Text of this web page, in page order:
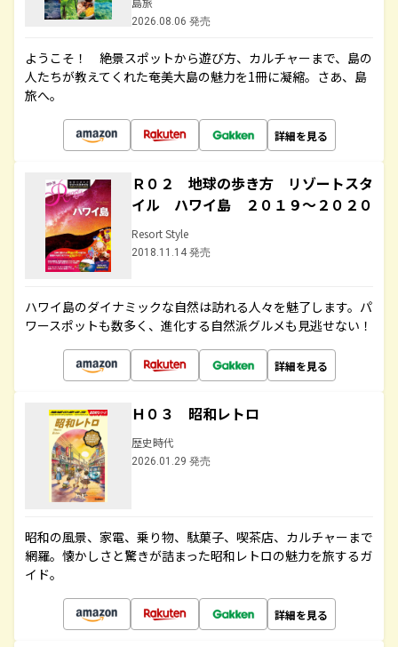
2026.08.06 発売
ようこそ！ 絶景スポットから遊び方、カルチャーまで、島の
人たちが教えてくれた奄美大島の魅力を1冊に凝縮。さあ、島
旅へ。
詳細を見る
Ｒ０２ 地球の歩き方 リゾートスタ
イル ハワイ島 ２０１９～２０２０
Resort Style
2018.11.14 発売
ハワイ島のダイナミックな自然は訪れる人々を魅了します。パ
ワースポットも数多く、進化する自然派グルメも見逃せない！
詳細を見る
Ｈ０３ 昭和レトロ
歴史時代
2026.01.29 発売
昭和の風景、家電、乗り物、駄菓子、喫茶店、カルチャーまで
網羅。懐かしさと驚きが詰まった昭和レトロの魅力を旅するガ
イド。
詳細を見る